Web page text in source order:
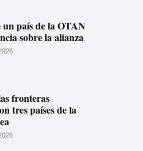
un país de la OTAN
sobre la alianza
fronteras
tres países de la